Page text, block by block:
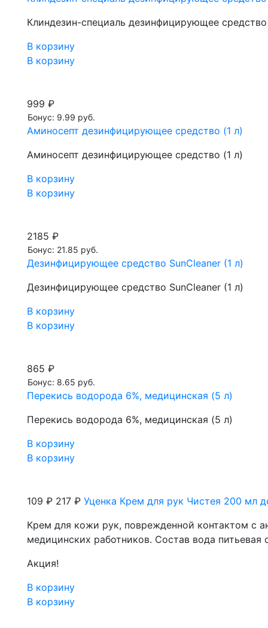
Клиндезин-специаль дезинфицирующее средство
В корзину
В корзину
999 ₽
Бонус: 9.99 руб.
Аминосепт дезинфицирующее средство (1 л)
Аминосепт дезинфицирующее средство (1 л)
В корзину
В корзину
2185 ₽
Бонус: 21.85 руб.
Дезинфицирующее средство SunCleaner (1 л)
Дезинфицирующее средство SunCleaner (1 л)
В корзину
В корзину
865 ₽
Бонус: 8.65 руб.
Перекись водорода 6%, медицинская (5 л)
Перекись водорода 6%, медицинская (5 л)
В корзину
В корзину
109 ₽ 217 ₽ Уценка Крем для рук Чистея 200 мл
Крем для кожи рук, поврежденной контактом с
медицинских работников. Состав вода
Акция!
В корзину
В корзину